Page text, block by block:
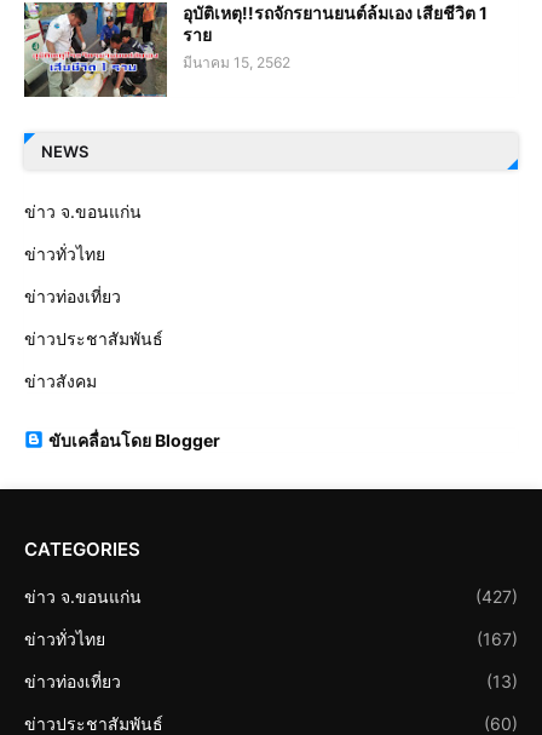
อุบัติเหตุ!!รถจักรยานยนต์ล้มเอง เสียชีวิต 1
ราย
มีนาคม 15, 2562
NEWS
ข่าว จ.ขอนแก่น
ข่าวทั่วไทย
ข่าวท่องเที่ยว
ข่าวประชาสัมพันธ์
ข่าวสังคม
ขับเคลื่อนโดย Blogger
CATEGORIES
ข่าว จ.ขอนแก่น (427)
ข่าวทั่วไทย (167)
ข่าวท่องเที่ยว (13)
ข่าวประชาสัมพันธ์ (60)